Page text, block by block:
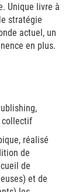
Unique livre à
stratégie
actuel, un
en plus.
collectif
réalisé
de
de
et de